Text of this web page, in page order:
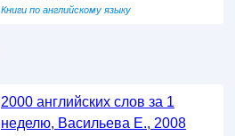
Книги по английскому языку
2000 английских слов за 1
неделю, Васильева Е., 2008